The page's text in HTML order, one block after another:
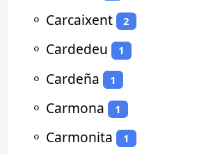
⚬ Carcaixent 2
⚬ Cardedeu 1
⚬ Cardeña 1
⚬ Carmona 1
⚬ Carmonita 1